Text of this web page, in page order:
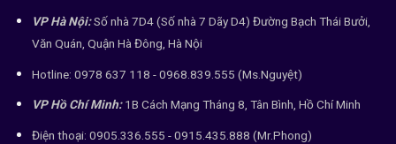
VP Hà Nội:Số nhà 7D4 (Số nhà 7 Dãy D4) Đường Bạch Thái Bưởi,
Văn Quán, Quận Hà Đông, Hà Nội
Hotline: 0978 637 118 - 0968.839.555 (Ms.Nguyệt)
VP Hồ Chí Minh:1B Cách Mạng Tháng 8, Tân Bình, Hồ Chí Minh
Điện thoại: 0905.336.555 - 0915.435.888 (Mr.Phong)